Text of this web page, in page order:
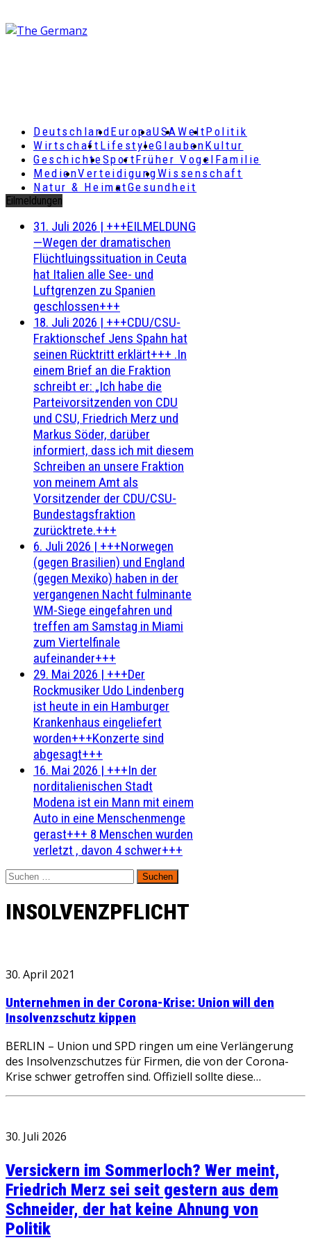
DeutschlandEuropaUSAWeltPolitik
Wirtschaft LifestyleGlaubenKultur
GeschichteSportFrüher Vogel Familie
MedienVerteidigungWissenschaft
Natur & HeimatGesundheit
Eilmeldungen
31. Juli 2026 | +++EILMELDUNG
—Wegen der dramatischen
Flüchtluingssituation in Ceuta
hat Italien alle See- und
Luftgrenzen zu Spanien
geschlossen+++
18. Juli 2026 | +++CDU/CSU-
Fraktionschef Jens Spahn hat
seinen Rücktritt erklärt+++ .In
einem Brief an die Fraktion
schreibt er: „Ich habe die
Parteivorsitzenden von CDU
und CSU, Friedrich Merz und
Markus Söder, darüber
informiert, dass ich mit diesem
Schreiben an unsere Fraktion
von meinem Amt als
Vorsitzender der CDU/CSU-
Bundestagsfraktion
zurücktrete.+++
6. Juli 2026 | +++Norwegen
(gegen Brasilien) und England
(gegen Mexiko) haben in der
vergangenen Nacht fulminante
WM-Siege eingefahren und
treffen am Samstag in Miami
zum Viertelfinale
aufeinander+++
29. Mai 2026 | +++Der
Rockmusiker Udo Lindenberg
ist heute in ein Hamburger
Krankenhaus eingeliefert
worden+++Konzerte sind
abgesagt+++
16. Mai 2026 | +++In der
norditalienischen Stadt
Modena ist ein Mann mit einem
Auto in eine Menschenmenge
gerast+++ 8 Menschen wurden
verletzt , davon 4 schwer+++
Suchen
nach:
INSOLVENZPFLICHT
30. April 2021
Unternehmen in der Corona-Krise: Union will den
Insolvenzschutz kippen
BERLIN – Union und SPD ringen um eine Verlängerung
des Insolvenzschutzes für Firmen, die von der Corona-
Krise schwer getroffen sind. Offiziell sollte diese…
30. Juli 2026
Versickern im Sommerloch? Wer meint,
Friedrich Merz sei seit gestern aus dem
Schneider, der hat keine Ahnung von
Politik